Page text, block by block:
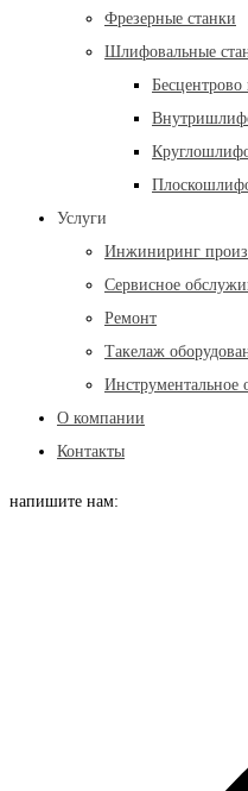
Фрезерные станки
Шлифовальные
Услуги
Инжиниринг
Сервисное
Ремонт
Такелаж
Инструментальное
О компании
Контакты
напишите нам: